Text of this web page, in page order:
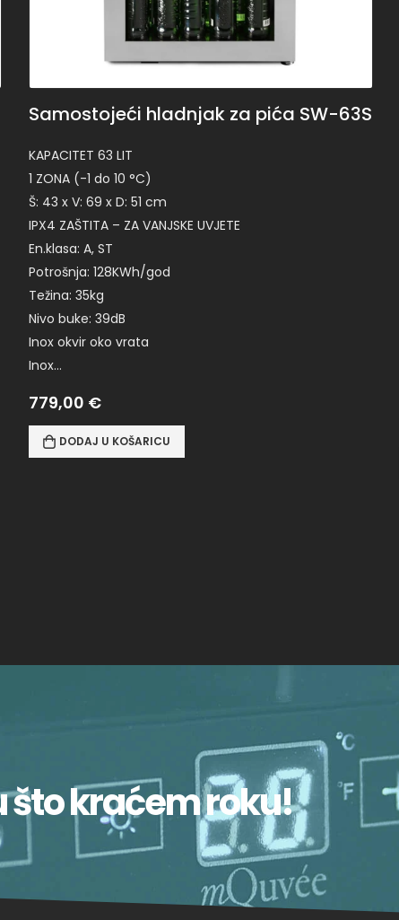
Samostojeći hladnjak za pića SW-63S
KAPACITET 63 LIT
1 ZONA (-1 do 10 °C)
Š: 43 x V: 69 x D: 51 cm
IPX4 ZAŠTITA – ZA VANJSKE UVJETE
En.klasa: A, ST
Potrošnja: 128KWh/god
Težina: 35kg
Nivo buke: 39dB
Inox okvir oko vrata
Inox…
779,00 €
DODAJ U KOŠARICU
što kraćem roku!